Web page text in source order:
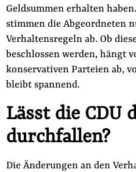
Projektspende
Testamentsspende
Newsletter
Appelle unterzeichnen
Kontakt
Geldsummen erhalten
stimmen die Abgeordneten
Verhaltensregeln ab. Ob
beschlossen werden, hängt
konservativen Parteien ab,
bleibt spannend.
Lässt die CDU
durchfallen?
Die Änderungen an den